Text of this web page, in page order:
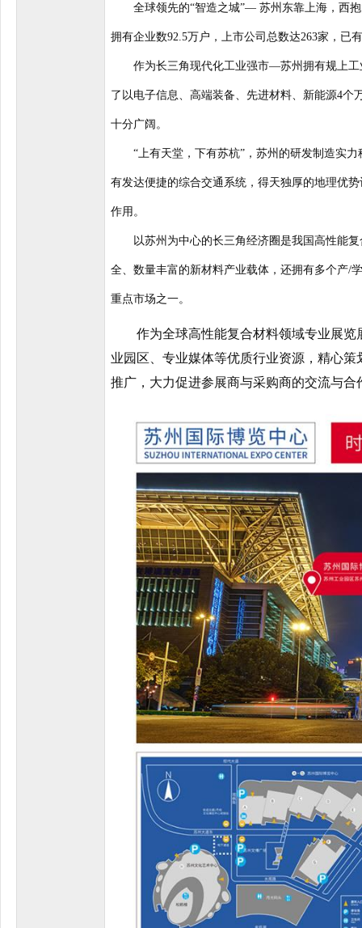
全球领先的“智造之城”— 苏州东靠上海，西抱
拥有企业数92.5万户，上市公司总数达263家，已
作为长三角现代化工业强市—苏州拥有规上工
了以电子信息、高端装备、先进材料、新能源4
十分广阔。
“上有天堂，下有苏杭”，苏州的研发制造实力
有发达便捷的综合交通系统，得天独厚的地理优
作用。
以苏州为中心的长三角经济圈是我国高性能复
全、数量丰富的新材料产业载体，还拥有多个产/
重点市场之一。
作为全球高性能复合材料领域专业展览
业园区、专业媒体等优质行业资源，精心
推广，大力促进参展商与采购商的交流与合